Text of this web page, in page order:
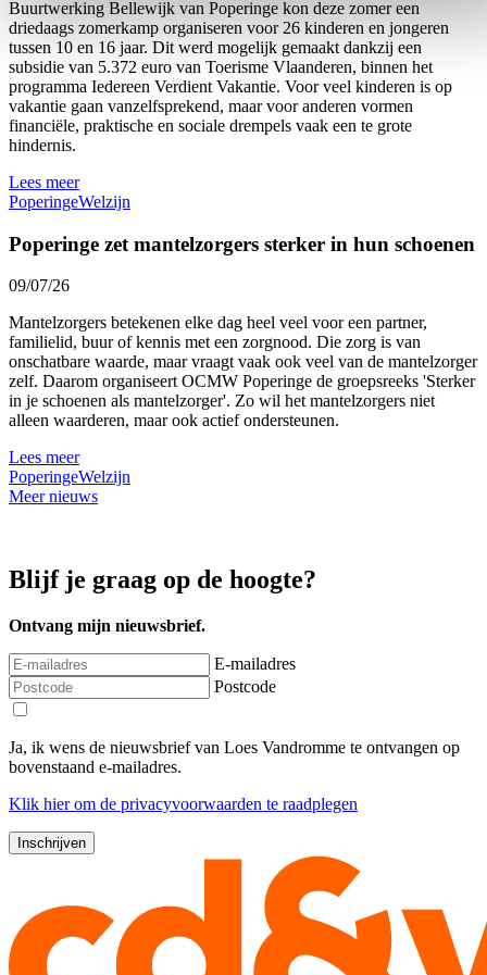
Buurtwerking Bellewijk van Poperinge kon deze zomer een
driedaags zomerkamp organiseren voor 26 kinderen en jongeren
tussen 10 en 16 jaar. Dit werd mogelijk gemaakt dankzij een
subsidie van 5.372 euro van Toerisme Vlaanderen, binnen het
programma Iedereen Verdient Vakantie. Voor veel kinderen is op
vakantie gaan vanzelfsprekend, maar voor anderen vormen
financiële, praktische en sociale drempels vaak een te grote
hindernis.
Lees meer
PoperingeWelzijn
Poperinge zet mantelzorgers sterker in hun schoenen
09/07/26
Mantelzorgers betekenen elke dag heel veel voor een partner,
familielid, buur of kennis met een zorgnood. Die zorg is van
onschatbare waarde, maar vraagt vaak ook veel van de mantelzorger
zelf. Daarom organiseert OCMW Poperinge de groepsreeks 'Sterker
in je schoenen als mantelzorger'. Zo wil het mantelzorgers niet
alleen waarderen, maar ook actief ondersteunen.
Lees meer
PoperingeWelzijn
Meer nieuws
Blijf je graag op de hoogte?
Ontvang mijn nieuwsbrief.
E-mailadres
Postcode
Ja, ik wens de nieuwsbrief van Loes Vandromme te ontvangen op
bovenstaand e-mailadres.
Klik hierom de privacyvoorwaarden te raadplegen